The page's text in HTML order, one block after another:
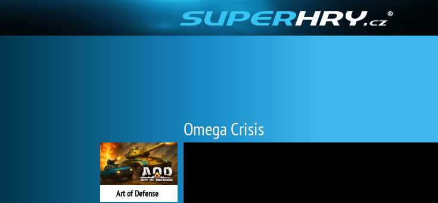
Omega Crisis
Art of Defense